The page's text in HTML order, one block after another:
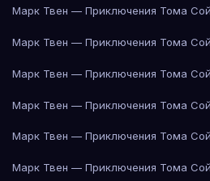
Марк Твен — Приключения Тома
Марк Твен — Приключения Тома
Марк Твен — Приключения Тома
Марк Твен — Приключения Тома
Марк Твен — Приключения Тома
Марк Твен — Приключения Тома